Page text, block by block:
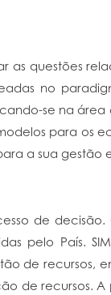
as questões
no
se na
para os
a sua gestão
de decisão.
pelo País.
de recursos,
de recursos.